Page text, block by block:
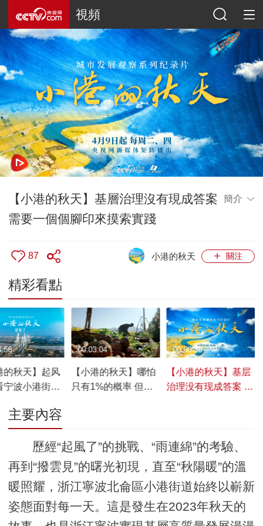
視頻
【小港的秋天】基層治理沒有現成答案
需要一個個腳印來摸索實踐
簡介
87 關注
小港的秋天
精彩看點
的秋天】起风
宁波小港街道
【小港的秋天】哪怕
只有1%的概率 但成
00:03:04
【小港的秋天】基层
治理没有现成答案 需
00:00:38
主要內容
歷經“起風了”的挑戰、“雨連綿”的考驗、
再到“撥雲見”的曙光初現，直至“秋陽暖”的溫
暖照耀，浙江寧波北侖區小港街道始終以嶄新
姿態面對每一天。這是發生在2023年秋天的